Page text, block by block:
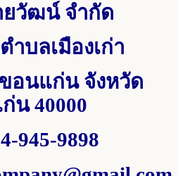
วัฒน์ จำกัด
ตำบลเมืองเก่า
อนแก่น จังหวัด
น40000
945-9898